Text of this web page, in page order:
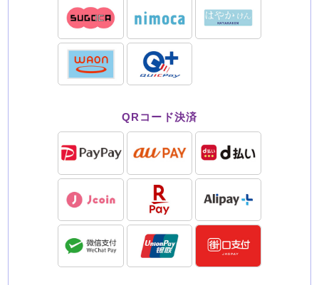
QRコード決済